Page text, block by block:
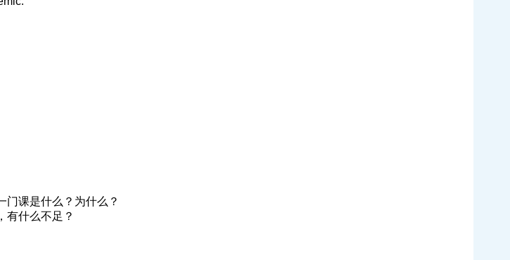
门课是什么？为什么？
有什么不足？